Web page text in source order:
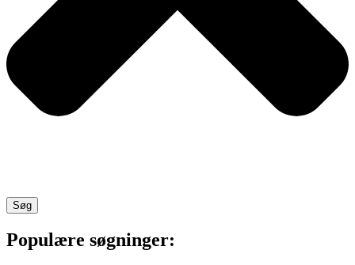
Søg
Populære søgninger: